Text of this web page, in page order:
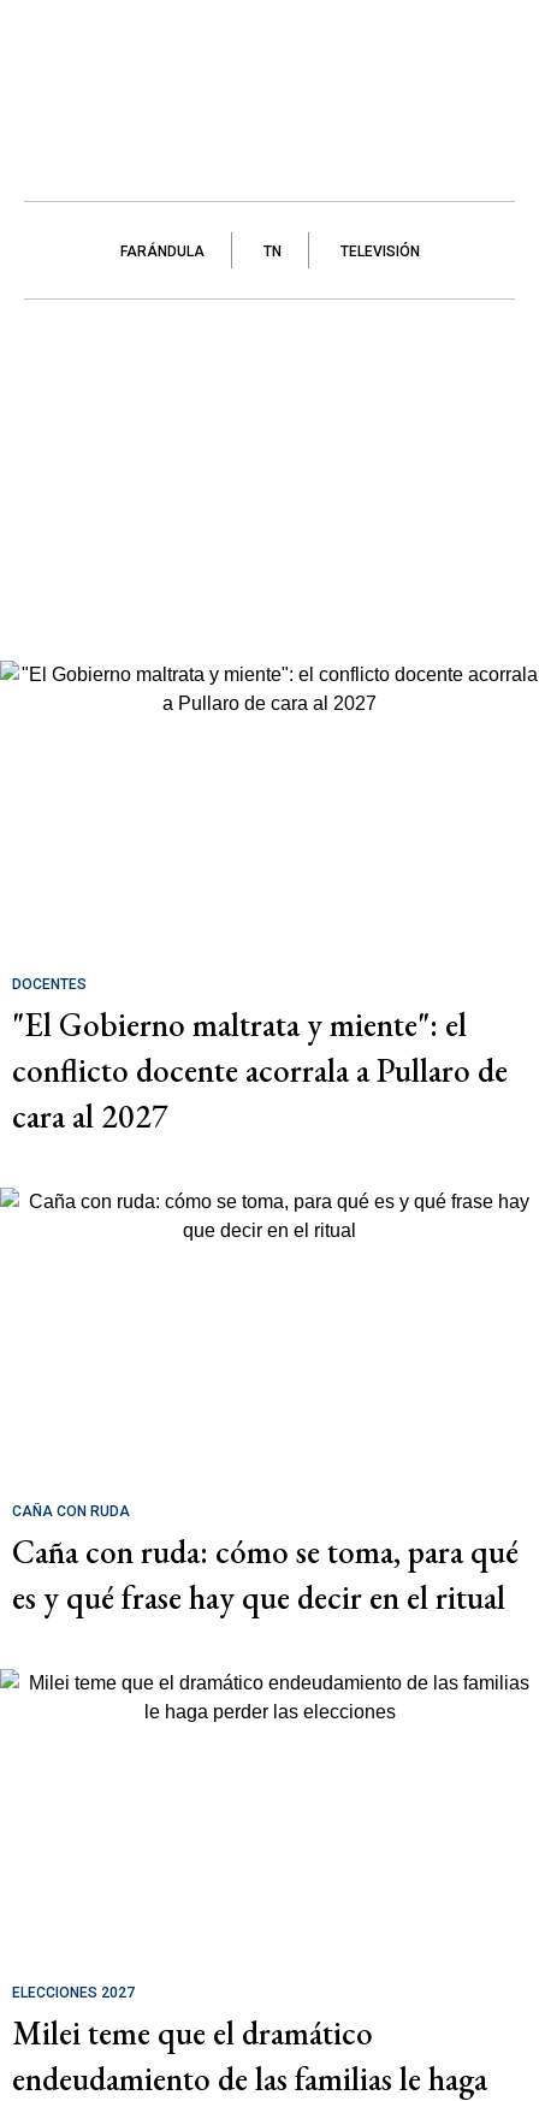
FARÁNDULA TN TELEVISIÓN
DOCENTES
"El Gobierno maltrata y miente": el
conflicto docente acorrala a Pullaro de
cara al 2027
CAÑA CON RUDA
Caña con ruda: cómo se toma, para qué
es y qué frase hay que decir en el ritual
ELECCIONES 2027
Milei teme que el dramático
endeudamiento de las familias le haga